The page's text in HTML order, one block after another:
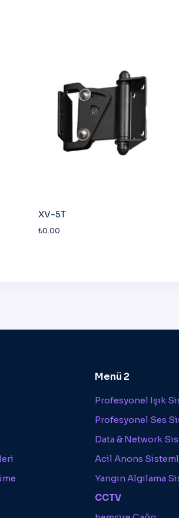
XV-5T
₺0.00
Menü 2
Profesyonel Işık
Profesyonel Ses
Data & Network
Acil Anons
Yangın Algılama
CCTV